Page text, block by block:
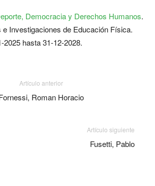
Democracia y Derechos Humanos.
Investigaciones de Educación Física.
2025 hasta 31-12-2028.
Artículo anterior
Roman Horacio
Artículo siguiente
Fusetti, Pablo